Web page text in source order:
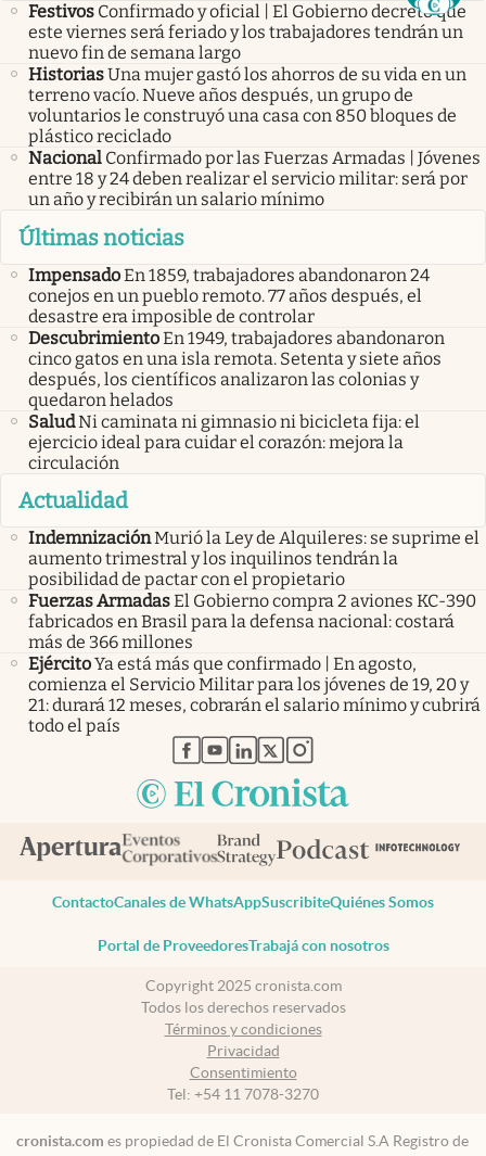
Festivos Confirmado y oficial | El Gobierno decretó que
este viernes será feriado y los trabajadores tendrán un
nuevo fin de semana largo
HistoriasUna mujer gastó los ahorros de su vida en un
terreno vacío. Nueve años después, un grupo de
voluntarios le construyó una casa con 850 bloques de
plástico reciclado
Nacional Confirmado por las Fuerzas Armadas | Jóvenes
entre 18 y 24 deben realizar el servicio militar: será por
un año y recibirán un salario mínimo
Últimas noticias
ImpensadoEn 1859, trabajadores abandonaron 24
conejos en un pueblo remoto. 77 años después, el
desastre era imposible de controlar
DescubrimientoEn 1949, trabajadores abandonaron
cinco gatos en una isla remota. Setenta y siete años
después, los científicos analizaron las colonias y
quedaron helados
SaludNi caminata ni gimnasio ni bicicleta fija: el
ejercicio ideal para cuidar el corazón: mejora la
circulación
Actualidad
IndemnizaciónMurió la Ley de Alquileres: se suprime el
aumento trimestral y los inquilinos tendrán la
posibilidad de pactar con el propietario
Fuerzas ArmadasEl Gobierno compra 2 aviones KC-390
fabricados en Brasil para la defensa nacional: costará
más de 366 millones
EjércitoYa está más que confirmado | En agosto,
comienza el Servicio Militar para los jóvenes de 19, 20 y
21: durará 12 meses, cobrarán el salario mínimo y cubrirá
todo el país
abre en nueva pestaña
abre en nueva pestaña
abre en nueva pestaña
abre en nueva pestaña
abre en nueva pestaña
ContactoCanales de WhatsAppSuscribiteQuiénes Somos
Portal de ProveedoresTrabajá con nosotros
Copyright 2025 cronista.com
Todos los derechos reservados
Términos y condiciones
Privacidad
Consentimiento
Tel: +54 11 7078-3270
cronista.com es propiedad de El Cronista Comercial S.A Registro de